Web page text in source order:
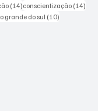
(14)14 posts
conscientização (14)
posts
grande do sul (10)